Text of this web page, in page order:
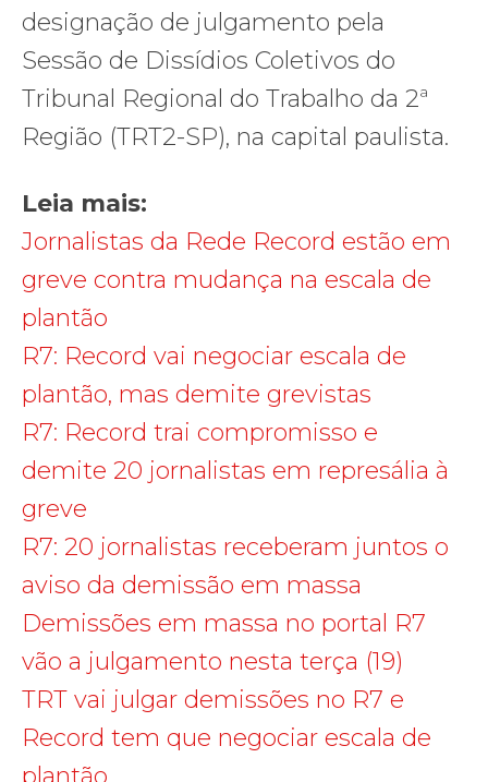
designação de julgamento pela
Sessão de Dissídios Coletivos do
Tribunal Regional do Trabalho da 2ª
Região (TRT2-SP), na capital paulista.
Leia mais:
Jornalistas da Rede Record estão em
greve contra mudança na escala de
plantão
R7: Record vai negociar escala de
plantão, mas demite grevistas
R7: Record trai compromisso e
demite 20 jornalistas em represália à
greve
R7: 20 jornalistas receberam juntos o
aviso da demissão em massa
Demissões em massa no portal R7
vão a julgamento nesta terça (19)
TRT vai julgar demissões no R7 e
Record tem que negociar escala de
plantão